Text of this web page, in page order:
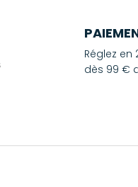
Réglez en
dès 99 €